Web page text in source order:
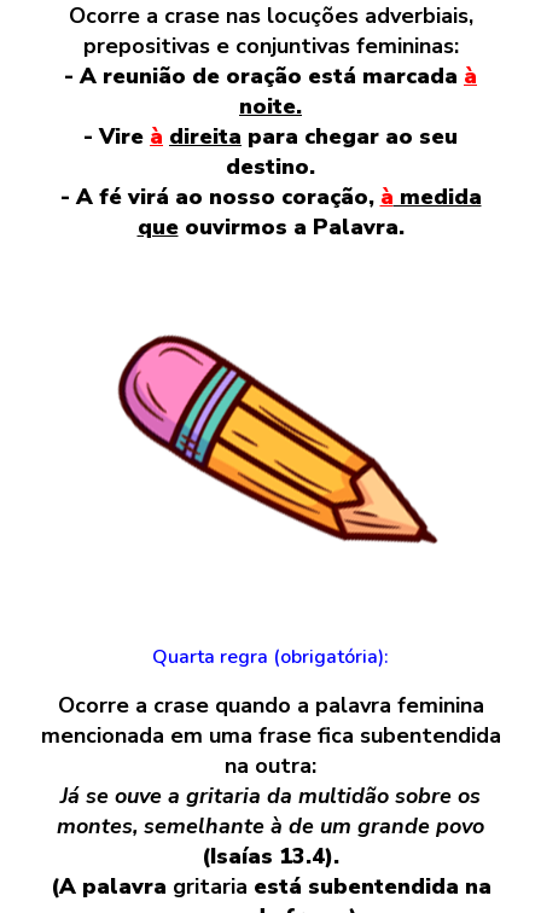
Ocorre a crase nas locuções adverbiais,
prepositivas e conjuntivas femininas:
- A reunião de oração está marcada à
noite.
- Vire à direita para chegar ao seu
destino.
- A fé virá ao nosso coração, à medida
queouvirmos a Palavra.
Quarta regra (obrigatória):
Ocorre a crase quando a palavra feminina
mencionada em uma frase fica subentendida
na outra:
Já se ouve a gritaria da multidão sobre os
montes, semelhante à de um grande povo
(Isaías 13.4).
(A palavra gritaria está subentendida na